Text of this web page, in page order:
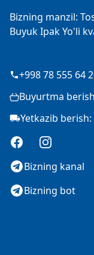
Bizning manzil:
Buyuk Ipak Yo'li
+998 78 555 64
Buyurtma
Yetkazib
FacebookInstagram
Bizning kanal
Bizning bot